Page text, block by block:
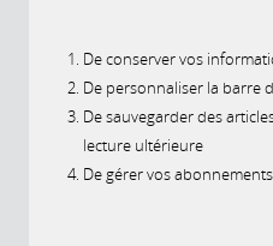
De conserver vos
De personnaliser la barre
De sauvegarder des
lecture ultérieure
De gérer vos